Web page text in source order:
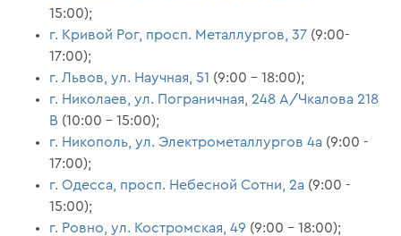
15:00);
г. Кривой Рог, просп. Металлургов, 37 (9:00-
17:00);
г. Львов, ул. Научная, 51 (9:00 – 18:00);
г. Николаев, ул. Пограничная, 248 А/Чкалова 218
В (10:00 – 15:00);
г. Никополь, ул. Электрометаллургов 4а (9:00 -
17:00);
г. Одесса, просп. Небесной Сотни, 2а (9:00 -
15:00);
г. Ровно, ул. Костромская, 49 (9:00 – 18:00);